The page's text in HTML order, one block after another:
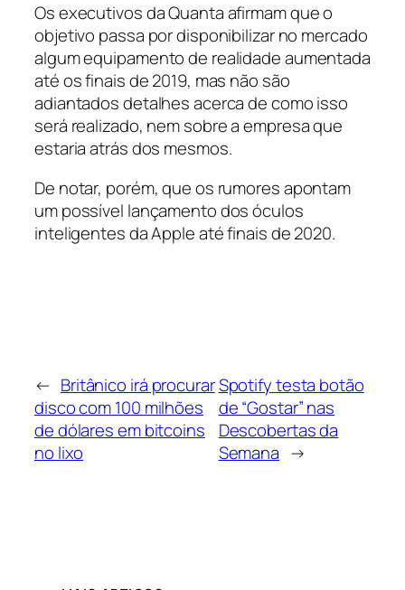
Os executivos da Quanta afirmam que o
objetivo passa por disponibilizar no mercado
algum equipamento de realidade aumentada
até os finais de 2019, mas não são
adiantados detalhes acerca de como isso
será realizado, nem sobre a empresa que
estaria atrás dos mesmos.
De notar, porém, que os rumores apontam
um possível lançamento dos óculos
inteligentes da Apple até finais de 2020.
← Britânico irá procurar
disco com 100 milhões
de dólares em bitcoins
no lixo
Spotify testa botão
de “Gostar” nas
Descobertas da
Semana →